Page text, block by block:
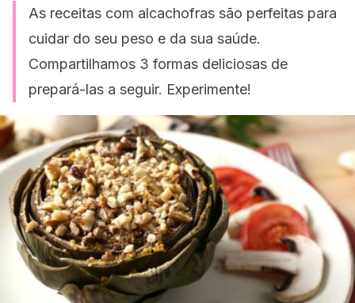
As receitas com alcachofras são perfeitas para
cuidar do seu peso e da sua saúde.
Compartilhamos 3 formas deliciosas de
prepará-las a seguir. Experimente!